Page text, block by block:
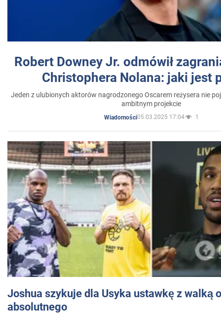
Robert Downey Jr. odmówił
Christophera Nolana: jaki jest
Jeden z ulubionych aktorów nagrodzonego Oscarem reżysera nie
ambitnym projekcie
Wiadomości05.03.2025 17:04 1
Joshua szykuje dla Usyka ustawkę z walką
absolutnego